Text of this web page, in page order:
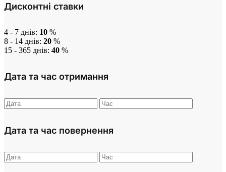
Дисконтні ставки
4 - 7 днів: 10 %
8 - 14 днів: 20 %
15 - 365 днів: 40 %
Дата та час отримання
Дата та час повернення